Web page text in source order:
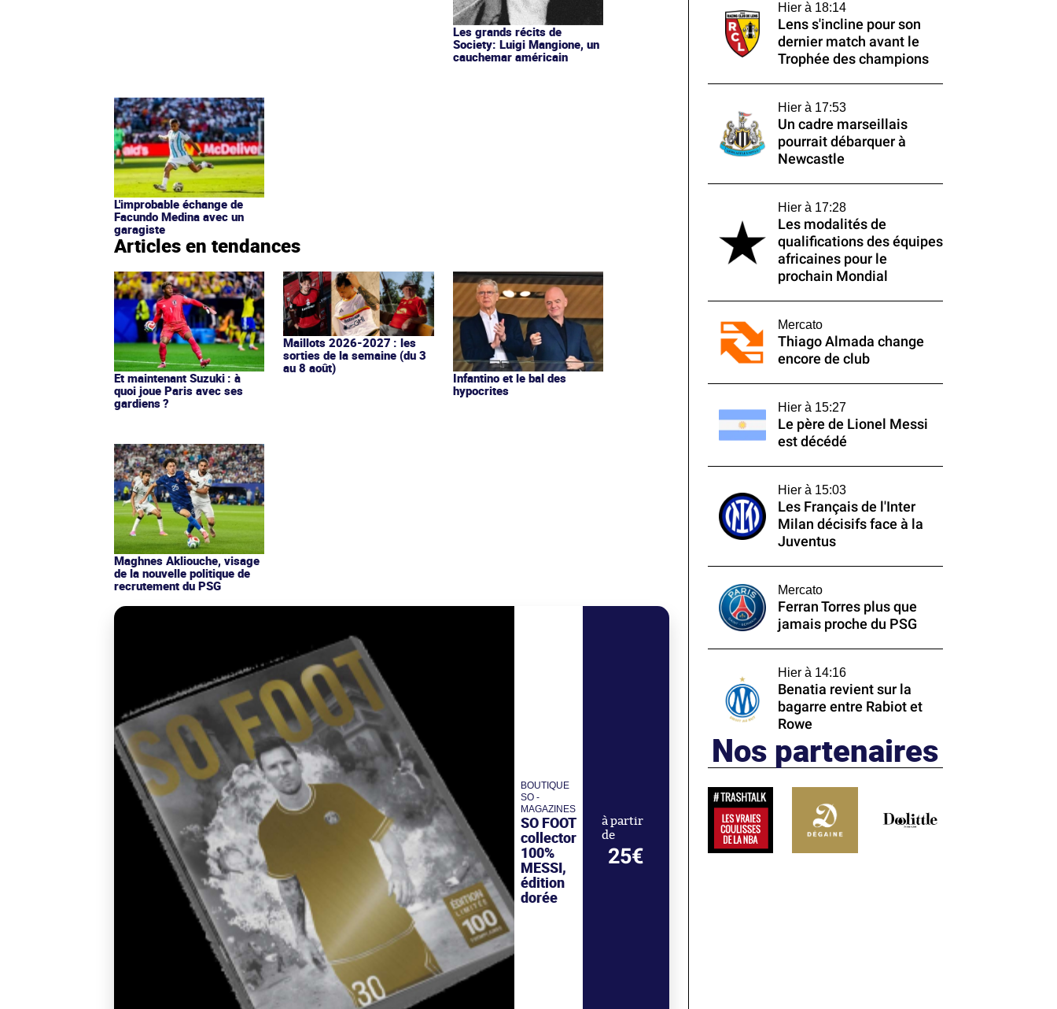
Les grands récits de
Society: Luigi Mangione, un
cauchemar américain
L'improbable échange de
Facundo Medina avec un
garagiste
Articles en tendances
Et maintenant Suzuki : à
quoi joue Paris avec ses
gardiens ?
Maillots 2026-2027 : les
sorties de la semaine (du 3
au 8 août)
Infantino et le bal des
hypocrites
Maghnes Akliouche, visage
de la nouvelle politique de
recrutement du PSG
BOUTIQUE
SO -
MAGAZINES
SO FOOT
collector
100%
MESSI,
édition
dorée
à partir
de
25€
Hier à 18:14
Lens s'incline pour son
dernier match avant le
Trophée des champions
Hier à 17:53
Un cadre marseillais
pourrait débarquer à
Newcastle
Hier à 17:28
Les modalités de
qualifications des équipes
africaines pour le
prochain Mondial
Mercato
Thiago Almada change
encore de club
Hier à 15:27
Le père de Lionel Messi
est décédé
Hier à 15:03
Les Français de l'Inter
Milan décisifs face à la
Juventus
Mercato
Ferran Torres plus que
jamais proche du PSG
Hier à 14:16
Benatia revient sur la
bagarre entre Rabiot et
Rowe
Nos partenaires